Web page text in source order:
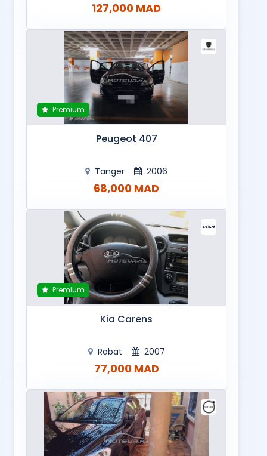
127,000 MAD
Premium
Peugeot 407
Tanger 2006
68,000 MAD
Premium
Kia Carens
Rabat 2007
77,000 MAD